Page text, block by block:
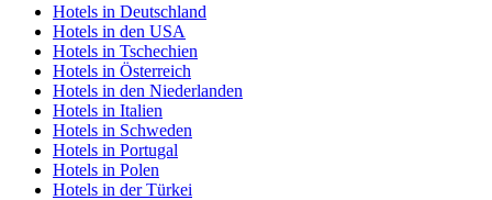
Hotels in Deutschland
Hotels in den USA
Hotels in Tschechien
Hotels in Österreich
Hotels in den Niederlanden
Hotels in Italien
Hotels in Schweden
Hotels in Portugal
Hotels in Polen
Hotels in der Türkei